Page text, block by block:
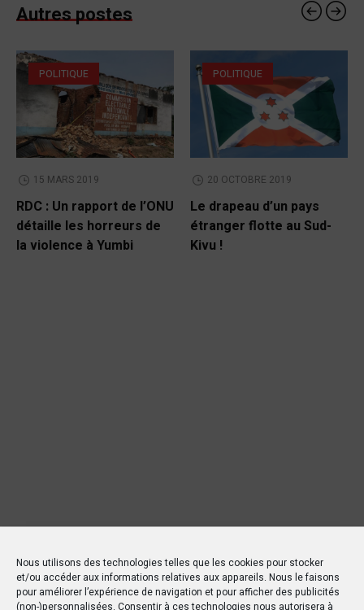
Nous utilisons des technologies telles que les cookies pour stocker
et/ou accéder aux informations relatives aux appareils. Nous le faisons
pour améliorer l’expérience de navigation et pour afficher des publicités
(non-)personnalisées. Consentir à ces technologies nous autorisera à
Autres postes
POLITIQUE
15 MARS 2019
RDC : Un rapport de l’ONU
détaille les horreurs de
la violence à Yumbi
POLITIQUE
20 OCTOBRE 2019
Le drapeau d’un pays
étranger flotte au Sud-
Kivu !